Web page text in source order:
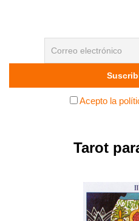
Acepto la
Tarot